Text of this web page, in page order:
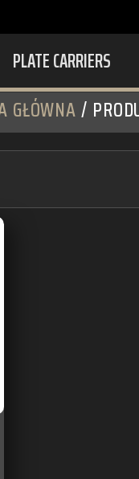
PLATE CARRIERS
GŁÓWNA/